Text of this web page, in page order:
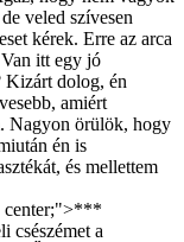
veled szívesen
kérek. Erre az arca
itt egy jó
Kizárt dolog, én
amiért
Nagyon örülök, hogy
én is
és mellettem
center;">***
egy rakás infantilis idióta járt. Igazság szerint örülök is neki, hogy vége. ? Akkor: Tanár nő! Felelnék! Erre már ő is elnevette magát. ? Hát, kb. ? mondta, én meg ismét visszaváltottam tanárnénis hangnemre. ? Gyerekek, akkor most gyakorlatban is megnézzük az eddig tanultakat? Adél! Kérlek gyerek ki! Vedd le a bugyidat, és feküdj fel az asztalra! Osztály! Gyűljetek körénk! Most bemutatom, hogy kell rendesen kinyalni valakit. ? Jó is lenne! ? kacagott fel. ? De nem lennék jó alany. Rögtön el is élveznék. Erre nem válaszoltam semmit. Mindketten csak kacagtunk. ? Igazság szerint, irigyellek is egy kicsit, hogy ilyenekben lehet részed ? szólalt meg ismét. ? Azért nem minden igaz így ? feleltem gyorsan. ? Na igen, az Erik ajándéka, meg a Mr. Dákó, alaposan kiszínezve, de szegről-végről valós történeten alapszik? na meg a Gyönyörök az öltözőben című is megtörtént? csak nem velem, de a többség ebben a formájában kitalált. ? Tényleg? ? Igen. Beleépítettem valós elemeket, valós szituációkat, valós személyeket, de a történetek kitaláltak. Pl. a szomszéd lány első részében a cumizós jelenet az egyetemi épület tetején? az tényleg megtörtént, csak teljesen más kontextusban, és értelemszerűen nem Erikkel, aki ugye nem létezik. Viszont maga a történet kitalált, akárcsak a szomszéd lány személye. ? Ő sem létezik? ? csodálkozott, én pedig megráztam a fejem. ? Én örülnék a legjobban, ha egy ilyen csinos lány lakna a szomszédomban, de sajnos nem. A környékemen lakókhoz kb. most is olyan a viszonyom, mint amit a történetben a szomszéd lány előttre írtam. Akiről tudom, hogy ott lakik, arról is csak onnan, hogy feltűnően sokszor futok össze vele. De ennyi. ? Na és Gazella? ? érdeklődött. ? Ő egy kicsit bonyolultabb eset ? gondolkodtam el, és beleittam a kávémba. ? A szituáció szegről-végről igaz. Csak épp nem vonaton történt, hanem villamoson, nem ült le velem szemben, és nem hogy izgalmasabb dolgok nem történtek, de még egy szót sem beszéltünk? A valósi történet sokkal prózaibb. Utaztam a villamoson, megláttam egy csinos lányt, megihletett, a következő pár napban kigondoltam a történetet, leültem és megírtam. ? Értem ? bólintott. ? De azért így is marad jó pár izgalmas ismerősöd? A Kocsmai szép